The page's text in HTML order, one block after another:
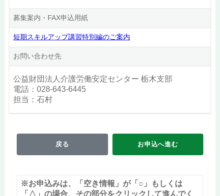
募集案内・FAX申込用紙
短期スキルアップ講習特別編のご案内
お問い合わせ先
公益財団法人介護労働安定センター 栃木支部
電話：028-643-6445
担当：石村
戻る お申込へ進む
※お申込みは、「空き情報」が「○」もしくは
「△」の場合、その部分をクリックして進んでく